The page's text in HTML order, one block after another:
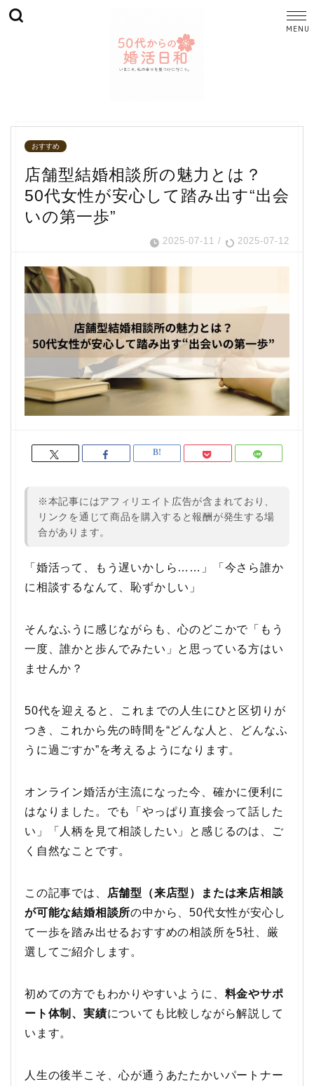
おすすめ
店舗型結婚相談所の魅力とは？
50代女性が安心して踏み出す“出会
いの第一歩”
2025-07-11 / 2025-07-12
※本記事にはアフィリエイト広告が含まれており、
リンクを通じて商品を購入すると報酬が発生する場
合があります。
「婚活って、もう遅いかしら……」「今さら誰か
に相談するなんて、恥ずかしい」
そんなふうに感じながらも、心のどこかで「もう
一度、誰かと歩んでみたい」と思っている方はい
ませんか？
50代を迎えると、これまでの人生にひと区切りが
つき、これから先の時間を“どんな人と、どんなふ
うに過ごすか”を考えるようになります。
オンライン婚活が主流になった今、確かに便利に
はなりました。でも「やっぱり直接会って話した
い」「人柄を見て相談したい」と感じるのは、ご
く自然なことです。
この記事では、
店舗型（来店型）または来店相談
が可能な結婚相談所の中から、50代女性が安心し
て一歩を踏み出せるおすすめの相談所を5社、厳
選してご紹介します。
初めての方でもわかりやすいように、 料金やサポ
ート体制、実績についても比較しながら解説して
います。
人生の後半こそ、心が通うあたたかいパートナー